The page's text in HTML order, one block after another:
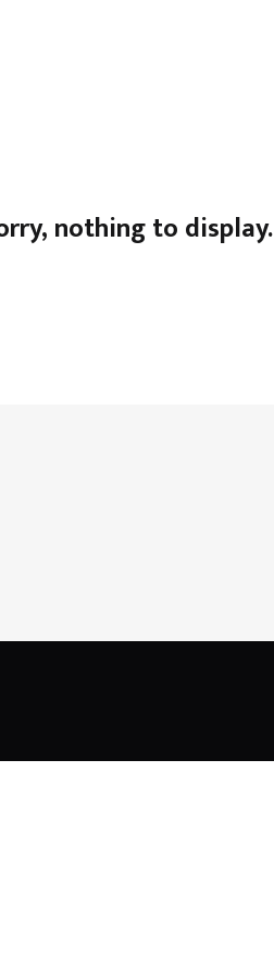
nothing to display.